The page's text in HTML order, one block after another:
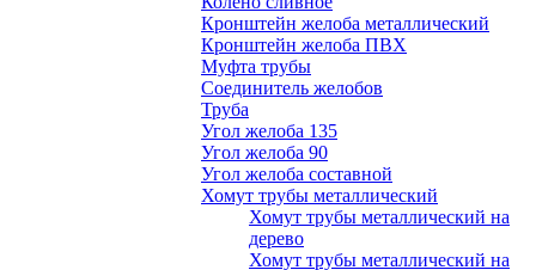
Кронштейн желоба металлический
Кронштейн желоба ПВХ
Муфта трубы
Соединитель желобов
Труба
Угол желоба 135
Угол желоба 90
Угол желоба составной
Хомут трубы металлический
Хомут трубы металлический на
дерево
Хомут трубы металлический на